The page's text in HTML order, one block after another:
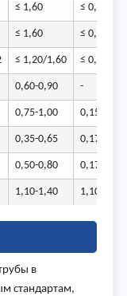
≤ 1,60 ≤ 0,55
≤ 1,60 ≤ 0,55
≤ 1,20/1,60 ≤ 0,35/
0,60-0,90 -
0,75-1,00 0,15-0,35
0,35-0,65 0,17-0,37
0,50-0,80 0,17-0,37
1,10-1,40 1,10-1,40
в
стандартам,